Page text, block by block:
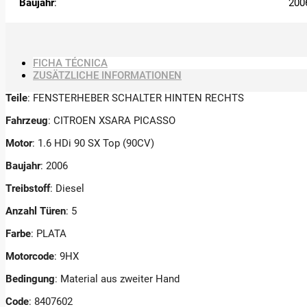
Baujahr:
FICHA TÉCNICA
ZUSÄTZLICHE INFORMATIONEN
Teile: FENSTERHEBER SCHALTER HINTEN RECHTS
Fahrzeug: CITROEN XSARA PICASSO
Motor: 1.6 HDi 90 SX Top (90CV)
Baujahr: 2006
Treibstoff: Diesel
Anzahl Türen: 5
Farbe: PLATA
Motorcode: 9HX
Bedingung: Material aus zweiter Hand
Code: 8407602